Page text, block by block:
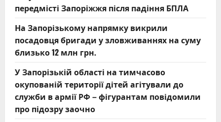
передмісті Запоріжжя після падіння БПЛА
На Запорізькому напрямку викрили
посадовця бригади у зловживаннях на суму
близько 12 млн грн.
У Запорізькій області на тимчасово
окупованій території дітей агітували до
служби в армії РФ – фігурантам повідомили
про підозру заочно